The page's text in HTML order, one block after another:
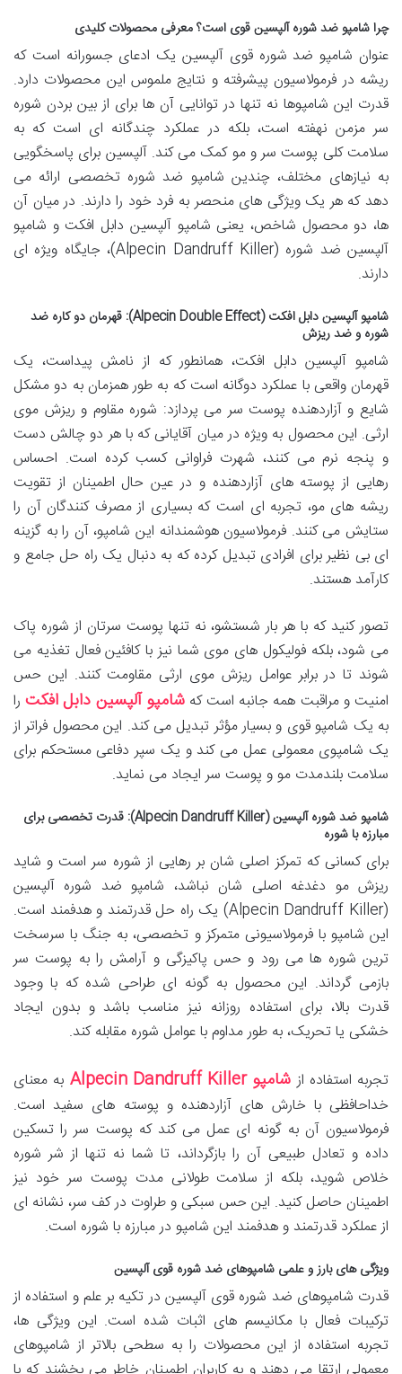
چرا شامپو ضد شوره آلپسین قوی است؟ معرفی محصولات کلیدی
عنوان شامپو ضد شوره قوی آلپسین یک ادعای جسورانه است که
ریشه در فرمولاسیون پیشرفته و نتایج ملموس این محصولات دارد.
قدرت این شامپوها نه تنها در توانایی آن ها برای از بین بردن شوره
سر مزمن نهفته است، بلکه در عملکرد چندگانه ای است که به
سلامت کلی پوست سر و مو کمک می کند. آلپسین برای پاسخگویی
به نیازهای مختلف، چندین شامپو ضد شوره تخصصی ارائه می
دهد که هر یک ویژگی های منحصر به فرد خود را دارند. در میان آن
ها، دو محصول شاخص، یعنی شامپو آلپسین دابل افکت و شامپو
آلپسین ضد شوره (Alpecin Dandruff Killer)، جایگاه ویژه ای
دارند.
شامپو آلپسین دابل افکت (Alpecin Double Effect): قهرمان دو کاره ضد
شوره و ضد ریزش
شامپو آلپسین دابل افکت، همانطور که از نامش پیداست، یک
قهرمان واقعی با عملکرد دوگانه است که به طور همزمان به دو مشکل
شایع و آزاردهنده پوست سر می پردازد: شوره مقاوم و ریزش موی
ارثی. این محصول به ویژه در میان آقایانی که با هر دو چالش دست
و پنجه نرم می کنند، شهرت فراوانی کسب کرده است. احساس
رهایی از پوسته های آزاردهنده و در عین حال اطمینان از تقویت
ریشه های مو، تجربه ای است که بسیاری از مصرف کنندگان آن را
ستایش می کنند. فرمولاسیون هوشمندانه این شامپو، آن را به گزینه
ای بی نظیر برای افرادی تبدیل کرده که به دنبال یک راه حل جامع و
کارآمد هستند.
تصور کنید که با هر بار شستشو، نه تنها پوست سرتان از شوره پاک
می شود، بلکه فولیکول های موی شما نیز با کافئین فعال تغذیه می
شوند تا در برابر عوامل ریزش موی ارثی مقاومت کنند. این حس
امنیت و مراقبت همه جانبه است کهشامپو آلپسین دابل افکترا
به یک شامپو قوی و بسیار مؤثر تبدیل می کند. این محصول فراتر از
یک شامپوی معمولی عمل می کند و یک سپر دفاعی مستحکم برای
سلامت بلندمدت مو و پوست سر ایجاد می نماید.
شامپو ضد شوره آلپسین (Alpecin Dandruff Killer): قدرت تخصصی برای
مبارزه با شوره
برای کسانی که تمرکز اصلی شان بر رهایی از شوره سر است و شاید
ریزش مو دغدغه اصلی شان نباشد، شامپو ضد شوره آلپسین
(Alpecin Dandruff Killer) یک راه حل قدرتمند و هدفمند است.
این شامپو با فرمولاسیونی متمرکز و تخصصی، به جنگ با سرسخت
ترین شوره ها می رود و حس پاکیزگی و آرامش را به پوست سر
بازمی گرداند. این محصول به گونه ای طراحی شده که با وجود
قدرت بالا، برای استفاده روزانه نیز مناسب باشد و بدون ایجاد
خشکی یا تحریک، به طور مداوم با عوامل شوره مقابله کند.
تجربه استفاده از شامپو Alpecin Dandruff Killer
به معنای
خداحافظی با خارش های آزاردهنده و پوسته های سفید است.
فرمولاسیون آن به گونه ای عمل می کند که پوست سر را تسکین
داده و تعادل طبیعی آن را بازگرداند، تا شما نه تنها از شر شوره
خلاص شوید، بلکه از سلامت طولانی مدت پوست سر خود نیز
اطمینان حاصل کنید. این حس سبکی و طراوت در کف سر، نشانه ای
از عملکرد قدرتمند و هدفمند این شامپو در مبارزه با شوره است.
ویژگی های بارز و علمی شامپوهای ضد شوره قوی آلپسین
قدرت شامپوهای ضد شوره قوی آلپسین در تکیه بر علم و استفاده از
ترکیبات فعال با مکانیسم های اثبات شده است. این ویژگی ها،
تجربه استفاده از این محصولات را به سطحی بالاتر از شامپوهای